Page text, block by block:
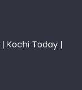
| Kochi Today |